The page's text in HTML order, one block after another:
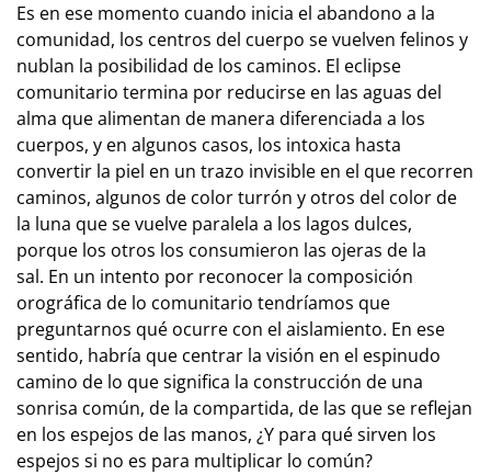
Es en ese momento cuando inicia el abandono a la
comunidad, los centros del cuerpo se vuelven felinos y
nublan la posibilidad de los caminos. El eclipse
comunitario termina por reducirse en las aguas del
alma que alimentan de manera diferenciada a los
cuerpos, y en algunos casos, los intoxica hasta
convertir la piel en un trazo invisible en el que recorren
caminos, algunos de color turrón y otros del color de
la luna que se vuelve paralela a los lagos dulces,
porque los otros los consumieron las ojeras de la
sal. En un intento por reconocer la composición
orográfica de lo comunitario tendríamos que
preguntarnos qué ocurre con el aislamiento. En ese
sentido, habría que centrar la visión en el espinudo
camino de lo que significa la construcción de una
sonrisa común, de la compartida, de las que se reflejan
en los espejos de las manos, ¿Y para qué sirven los
espejos si no es para multiplicar lo común?